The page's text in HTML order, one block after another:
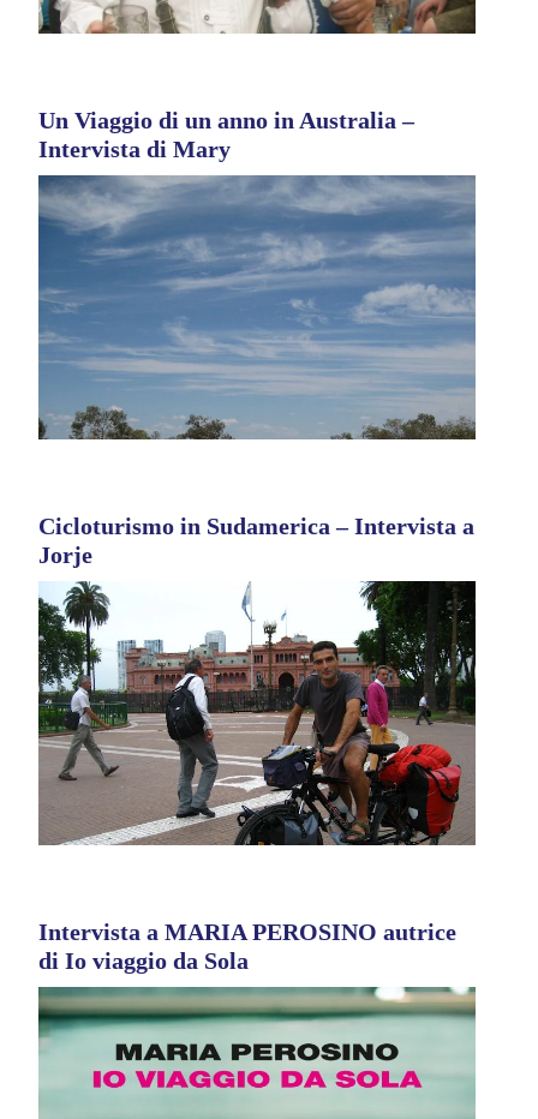
Un Viaggio di un anno in Australia –
Intervista di Mary
Cicloturismo in Sudamerica – Intervista a
Jorje
Intervista a MARIA PEROSINO autrice
di Io viaggio da Sola